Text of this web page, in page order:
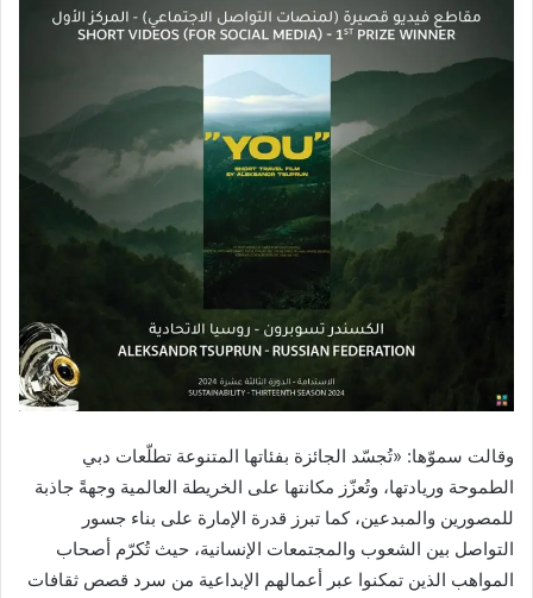
وقالت سموّها: «تُجسّد الجائزة بفئاتها المتنوعة تطلّعات دبي
الطموحة وريادتها، وتُعزّز مكانتها على الخريطة العالمية وجهةً جاذبة
للمصورين والمبدعين، كما تبرز قدرة الإمارة على بناء جسور
التواصل بين الشعوب والمجتمعات الإنسانية، حيث تُكرّم أصحاب
المواهب الذين تمكنوا عبر أعمالهم الإبداعية من سرد قصص ثقافات